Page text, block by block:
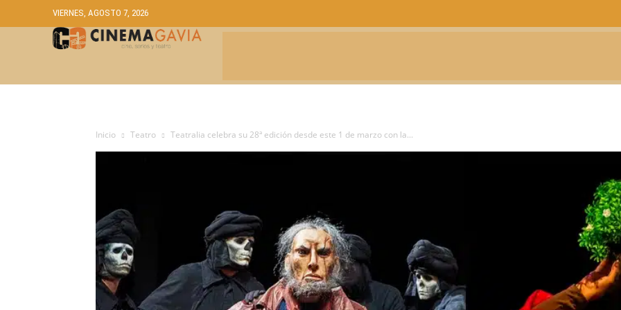
VIERNES, AGOSTO 7, 2026
Inicio Teatro Teatralia celebra su 28ª edición desde este 1 de marzo con la...